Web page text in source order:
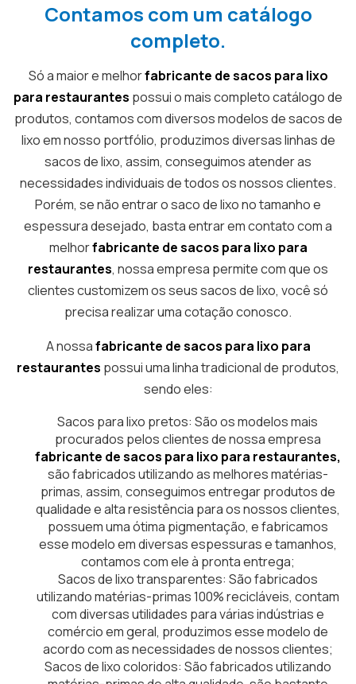
Contamos com um catálogo
completo.
Só a maior e melhorfabricante de sacos para lixo
para restaurantes possui o mais completo catálogo de
produtos, contamos com diversos modelos de sacos de
lixo em nosso portfólio, produzimos diversas linhas de
sacos de lixo, assim, conseguimos atender as
necessidades individuais de todos os nossos clientes.
Porém, se não entrar o saco de lixo no tamanho e
espessura desejado, basta entrar em contato com a
melhorfabricante de sacos para lixo para
restaurantes, nossa empresa permite com que os
clientes customizem os seus sacos de lixo, você só
precisa realizar uma cotação conosco.
A nossafabricante de sacos para lixo para
restaurantes possui uma linha tradicional de produtos,
sendo eles:
Sacos para lixo pretos: São os modelos mais
procurados pelos clientes de nossa empresa
fabricante de sacos para lixo para restaurantes,
são fabricados utilizando as melhores matérias-
primas, assim, conseguimos entregar produtos de
qualidade e alta resistência para os nossos clientes,
possuem uma ótima pigmentação, e fabricamos
esse modelo em diversas espessuras e tamanhos,
contamos com ele à pronta entrega;
Sacos de lixo transparentes: São fabricados
utilizando matérias-primas 100% recicláveis, contam
com diversas utilidades para várias indústrias e
comércio em geral, produzimos esse modelo de
acordo com as necessidades de nossos clientes;
Sacos de lixo coloridos: São fabricados utilizando